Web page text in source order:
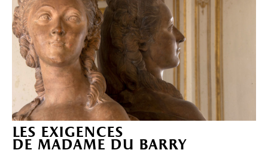
les exigences
de madame du barry